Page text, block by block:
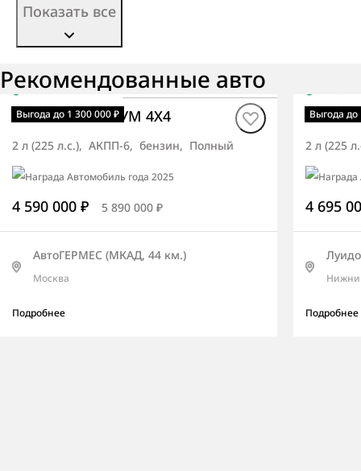
Показать все
Рекомендованные авто
Выгода до 1 300 000 ₽
В наличии·авто
Rexton ОПТИМУМ 4X4
2 л (225 л.с.), АКПП-6, бензин, Полный
4 590 000 ₽ 5 890 000 ₽
АвтоГЕРМЕС (МКАД, 44 км.)
Москва
Подробнее
Выгода до
2 л (225
4 695
Подробнее